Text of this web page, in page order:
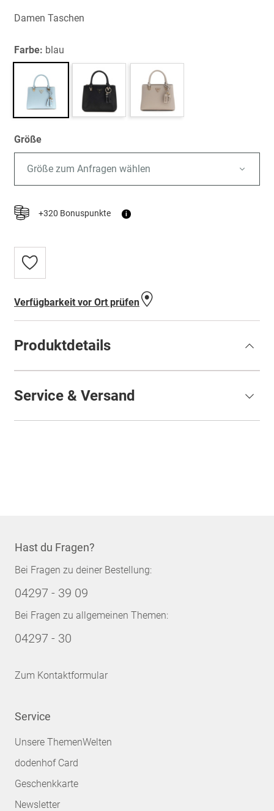
springen
Damen Taschen
Farbe: blau
Größe
Größe zum Anfragen wählen
+320 Bonuspunkte i
Zur
Wunschliste
Verfügbarkeit vor Ort prüfen
Produktdetails
Service & Versand
Hast du Fragen?
Bei Fragen zu deiner Bestellung:
04297 - 39 09
Bei Fragen zu allgemeinen Themen:
04297 - 30
Zum Kontaktformular
Service
Unsere ThemenWelten
dodenhof Card
Geschenkkarte
Newsletter